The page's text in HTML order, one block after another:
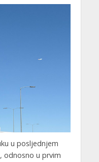
u posljednjem
odnosno u prvim